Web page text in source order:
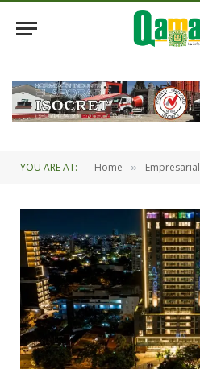
YOU ARE AT: Home » Empresarial